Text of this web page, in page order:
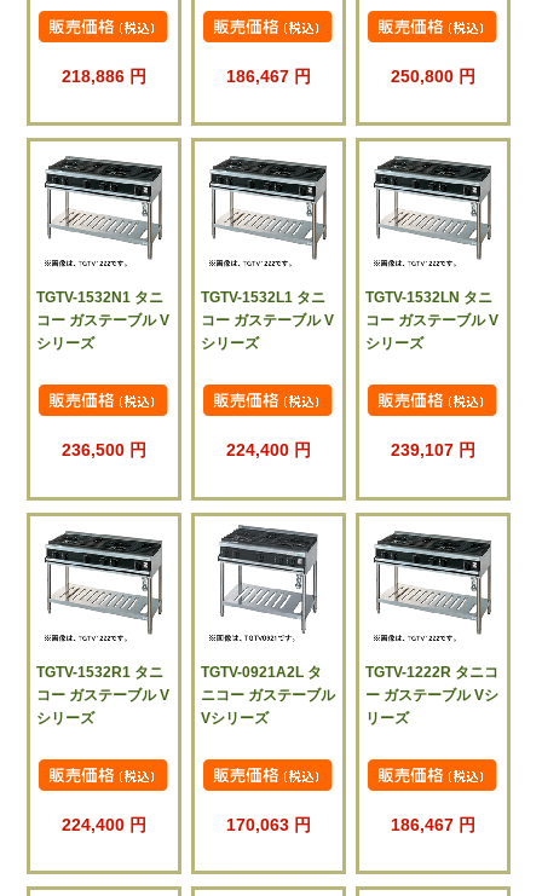
218,886 円 186,467 円 250,800 円
TGTV-1532N1 タニ
コー ガステーブル V
シリーズ
236,500 円
TGTV-1532L1 タニ
コー ガステーブル V
シリーズ
224,400 円
TGTV-1532LN タニ
コー ガステーブル V
シリーズ
239,107 円
TGTV-1532R1 タニ
コー ガステーブル V
シリーズ
224,400 円
TGTV-0921A2L タ
ニコー ガステーブル
Vシリーズ
170,063 円
TGTV-1222R タニコ
ー ガステーブル Vシ
リーズ
186,467 円